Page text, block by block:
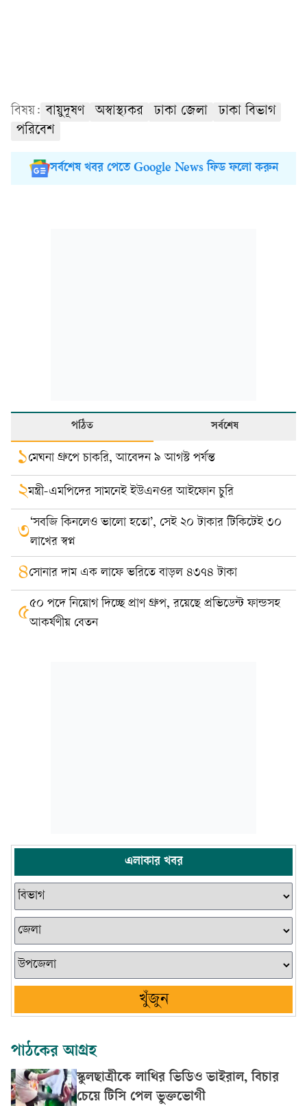
বিষয়: বায়ুদূষণ অস্বাস্থ্যকর ঢাকা জেলা
ঢাকা বিভাগ
পরিবেশ
সর্বশেষ খবর পেতে Google News ফিড ফলো করুন
পঠিত সর্বশেষ
১মেঘনা গ্রুপে চাকরি, আবেদন ৯ আগস্ট পর্যন্ত
২মন্ত্রী-এমপিদের সামনেই ইউএনওর আইফোন চুরি
৩‘সবজি কিনলেও ভালো হতো’, সেই ২০ টাকার টিকিটেই ৩০
লাখের স্বপ্ন
৪সোনার দাম এক লাফে ভরিতে বাড়ল ৪৩৭৪ টাকা
৫৫০ পদে নিয়োগ দিচ্ছে প্রাণ গ্রুপ, রয়েছে প্রভিডেন্ট ফান্ডসহ
আকর্ষণীয় বেতন
এলাকার খবর
খুঁজুন
পাঠকের আগ্রহ
স্কুলছাত্রীকে লাথির ভিডিও ভাইরাল, বিচার
চেয়ে টিসি পেল ভুক্তভোগী